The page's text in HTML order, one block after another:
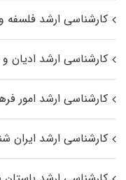
کارشناسی ارشد فلسفه
کارشناسی ارشد ادیان
کارشناسی ارشد امور
کارشناسی ارشد ایران